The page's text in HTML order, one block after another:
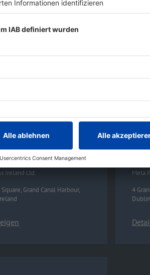
einen Service eines
um externe Inhalte
Dieser Service kann
lese dir die Details
diese Inhalte
& Inhalt anzeigen
Social Plugins
Unternehmen
Ireland Ltd.
Grand Canal Harbour,
Wir
Meta
4